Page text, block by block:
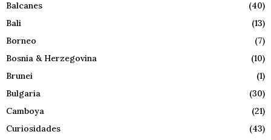
Balcanes
(40)
Bali
(13)
Borneo
(7)
Bosnia & Herzegovina
(10)
Brunei
(1)
Bulgaria
(30)
Camboya
(21)
Curiosidades
(43)